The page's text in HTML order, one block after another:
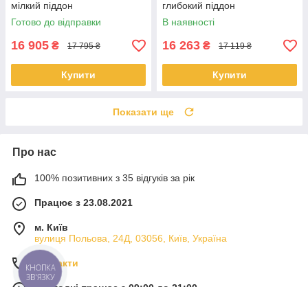
мілкий піддон
Готово до відправки
16 905 ₴ 17 795 ₴
Купити
глибокий піддон
В наявності
16 263 ₴ 17 119 ₴
Купити
Показати ще
Про нас
100% позитивних з 35 відгуків за рік
Працює з 23.08.2021
м. Київ
вулиця Польова, 24Д, 03056, Київ, Україна
Контакти
КНОПКА
ЗВ'ЯЗКУ